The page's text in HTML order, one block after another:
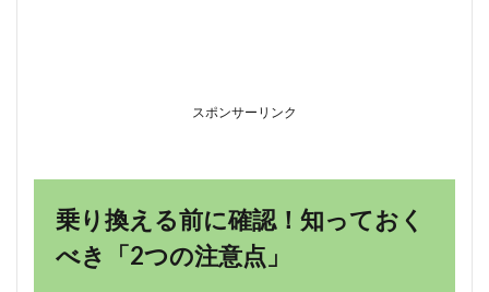
スポンサーリンク
乗り換える前に確認！知っておく
べき「2つの注意点」